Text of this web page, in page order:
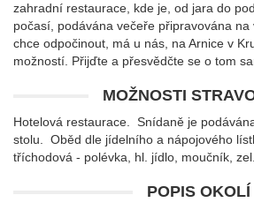
zahradní restaurace, kde je, od jara do
počasí, podávána večeře připravována
chce odpočinout, má u nás, na Arnice v
možností. Přijďte a přesvědčte se o tom
MOŽNOSTI
Hotelová restaurace. Snídaně je
stolu. Oběd dle jídelního a nápojového
tříchodová - polévka, hl. jídlo, moučník,
POPIS OKOLÍ